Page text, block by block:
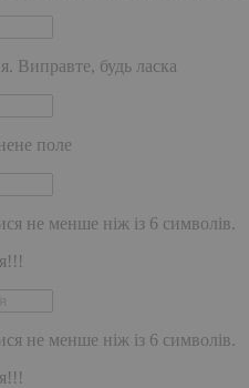
Виправте, будь ласка
поле
не менше ніж із 6 символів.
не менше ніж із 6 символів.